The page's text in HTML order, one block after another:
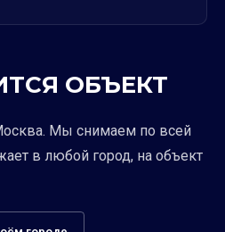
ОБЪЕКТ
Мы снимаем по всей
в любой город, на объект